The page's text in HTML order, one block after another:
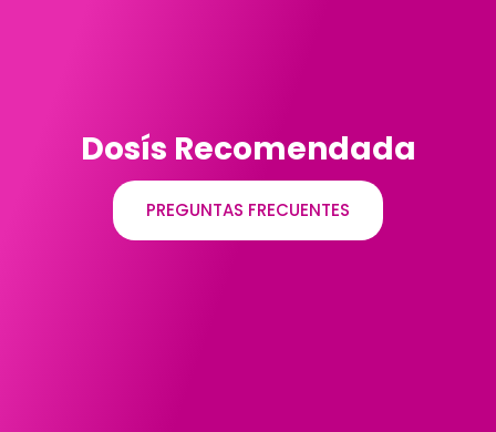
Dosís Recomendada
PREGUNTAS FRECUENTES